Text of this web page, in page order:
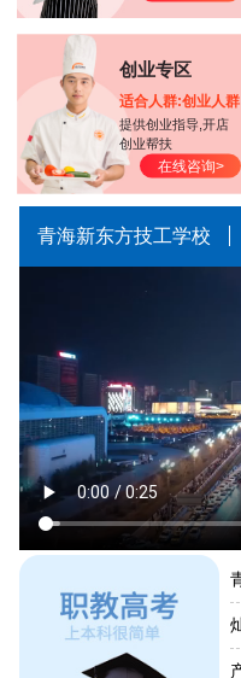
创业专区
适合人群:创业人群
提供创业指导,开店
创业帮扶
在线咨询>
青海新东方技工学校